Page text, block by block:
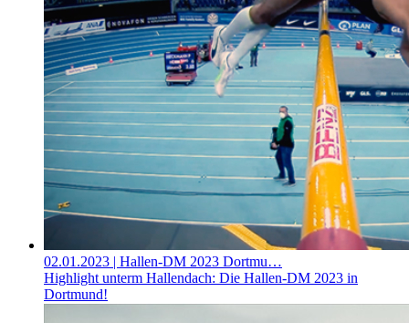
02.01.2023 | Hallen-DM 2023 Dortmu…
Highlight unterm Hallendach: Die Hallen-DM 2023 in
Dortmund!